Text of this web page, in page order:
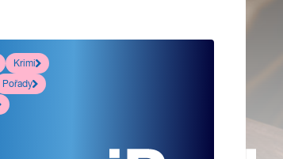
Krimi
Pořady